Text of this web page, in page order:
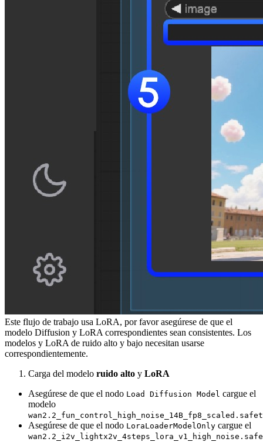
Este flujo de trabajo usa LoRA, por favor asegúrese de que el
modelo Diffusion y LoRA correspondientes sean consistentes. Los
modelos y LoRA de ruido alto y bajo necesitan usarse
correspondientemente.
Carga del modelo ruido alto y LoRA
Asegúrese de que el nodo Load Diffusion Model cargue el
modelo
Asegúrese de que el nodo LoraLoaderModelOnly cargue el